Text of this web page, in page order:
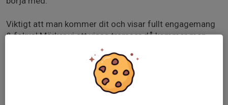
Viktigt att man kommer dit och visar fullt engagemang
& fokus! Märker vi att vissa tramsar då kommer man
inte bli kallad till dessa träningar framöver.
Träningen är bara en timme så det kommer vara en
intensiv träning med fokus på den tekniska biten.
Glöm inte vattenflaska & benskydd.